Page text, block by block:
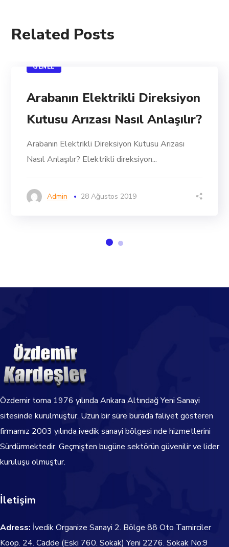
Related Posts
GENEL
Arabanın Elektrikli Direksiyon
Kutusu Arızası Nasıl Anlaşılır?
Arabanın Elektrikli Direksiyon Kutusu Arızası
Nasıl Anlaşılır? Elektrikli direksiyon...
Admin 28 Ağustos 2019
Özdemir torna 1976 yılında Ankara Altındağ Yeni Sanayi
sitesinde kurulmuştur. Uzun bir süre burada faliyet gösteren
firmamız 2003 yılında ivedik sanayi bölgesi nde hizmetlerini
Sürdürmektedir. Geçmişten bugüne sektörün güvenilir ve lider
kuruluşu olmuştur.
İletişim
Adress: İvedik Organize Sanayi 2. Bölge 88 Oto Tamirciler
Koop. 24. Cadde (Eski 760. Sokak) Yeni 2276. Sokak No:9